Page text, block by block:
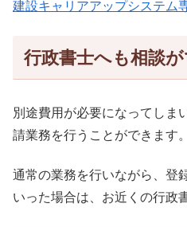
建設キャリアアップシステム
行政書士へも相談
別途費用が必要になってしま
請業務を行うことができます。
通常の業務を行いながら、登
いった場合は、お近くの行政